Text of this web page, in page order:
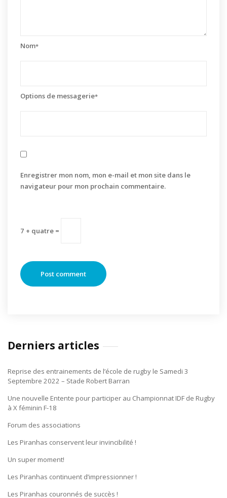
Nom*
Options de messagerie*
Enregistrer mon nom, mon e-mail et mon site dans le
navigateur pour mon prochain commentaire.
7 + quatre =
Derniers articles
Reprise des entrainements de l’école de rugby le Samedi 3
Septembre 2022 – Stade Robert Barran
Une nouvelle Entente pour participer au Championnat IDF de Rugby
à X féminin F-18
Forum des associations
Les Piranhas conservent leur invincibilité !
Un super moment!
Les Piranhas continuent d’impressionner !
Les Piranhas couronnés de succès !